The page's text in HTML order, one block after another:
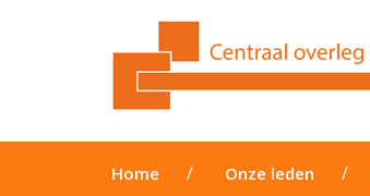
Home Onze leden